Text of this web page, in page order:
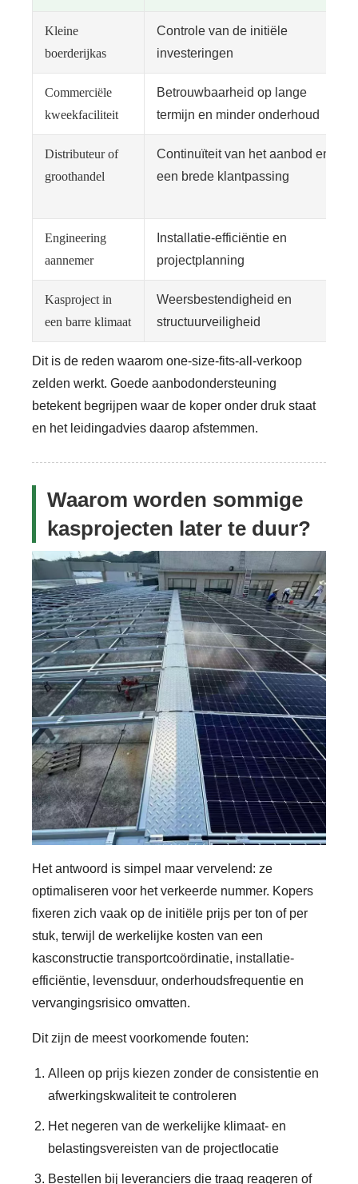
Kleine
boerderijkas
Controle van de initiële
investeringen
Commerciële
kweekfaciliteit
Betrouwbaarheid op lange
termijn en minder onderhoud
Distributeur of
groothandel
Continuïteit van het aanbod en
een brede klantpassing
Engineering
aannemer
Installatie-efficiëntie en
projectplanning
Kasproject in
een barre klimaat
Weersbestendigheid en
structuurveiligheid
Dit is de reden waarom one-size-fits-all-verkoop
zelden werkt. Goede aanbodondersteuning
betekent begrijpen waar de koper onder druk staat
en het leidingadvies daarop afstemmen.
Waarom worden sommige
kasprojecten later te duur?
Het antwoord is simpel maar vervelend: ze
optimaliseren voor het verkeerde nummer. Kopers
fixeren zich vaak op de initiële prijs per ton of per
stuk, terwijl de werkelijke kosten van een
kasconstructie transportcoördinatie, installatie-
efficiëntie, levensduur, onderhoudsfrequentie en
vervangingsrisico omvatten.
Dit zijn de meest voorkomende fouten:
Alleen op prijs kiezen zonder de consistentie en
afwerkingskwaliteit te controleren
Het negeren van de werkelijke klimaat- en
belastingsvereisten van de projectlocatie
Bestellen bij leveranciers die traag reageren of